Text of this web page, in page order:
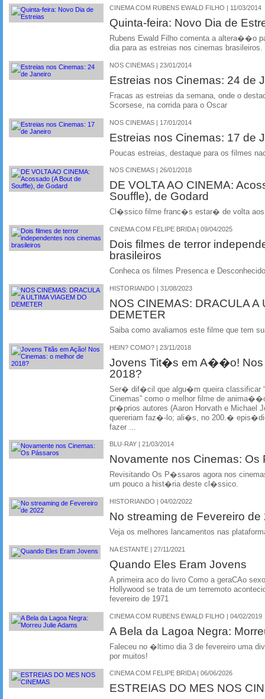
CINEMA COM RUBENS EWALD FILHO | 11/03/2014
Quinta-feira: Novo Dia de
Rubens Ewald Filho comenta a altera��o
dia para as estreias nos cinemas brasileiros.
NOS CINEMAS | 23/01/2014
Estreias nos Cinemas: 24 de
Fracas as estreias da semana, onde o
Scorsese, na corrida para o Oscar
NOS CINEMAS | 17/01/2014
Estreias nos Cinemas: 17 de
Poucas estreias, destaque para os filmes
NOS CINEMAS | 26/01/2018
DE VOLTA AO CINEMA:
Souffle), de Godard
Cl�ssico filme franc�s estar� de volta aos
CINEMA COM FELIPE BRIDA | 09/04/2025
Dois filmes de terror
brasileiros
Conheca os filmes Presenca e
HISTORIANDO | 31/08/2023
NOS CINEMAS: DRACULA A
DEMETER
Saiba como avaliamos este filme que tem
HEIN? COMO? | 23/11/2018
Jovens Tit�s em A��o! Nos
2018?
Ser� dif�cil que algu�m queira
Cinemas” como o melhor filme de
pr�prios autores (Aaron Horvath e Michael
quereriam faz�-lo; ali�s, no 200.�
fazer ...
BLU-RAY | 21/03/2014
Novamente nos Cinemas:
Revisitando Os P�ssaros agora nos
um pouco a hist�ria deste cl�ssico.
HISTORIANDO | 04/02/2022
No streaming de Fevereiro de
Veja os melhores lancamentos nas
NA ESTANTE | 27/11/2021
Quando Eles Eram Jovens
A primeira aco do livro Como a geraCAo
Hollywood se trata de um terremoto
fevereiro de 1971
CINEMA COM RUBENS EWALD FILHO | 04/02/2019
A Bela da Lagoa Negra:
Faleceu no �ltimo dia 3 de fevereiro uma
por muitos!
CINEMA COM FELIPE BRIDA | 06/06/2026
ESTREIAS DO MES NOS